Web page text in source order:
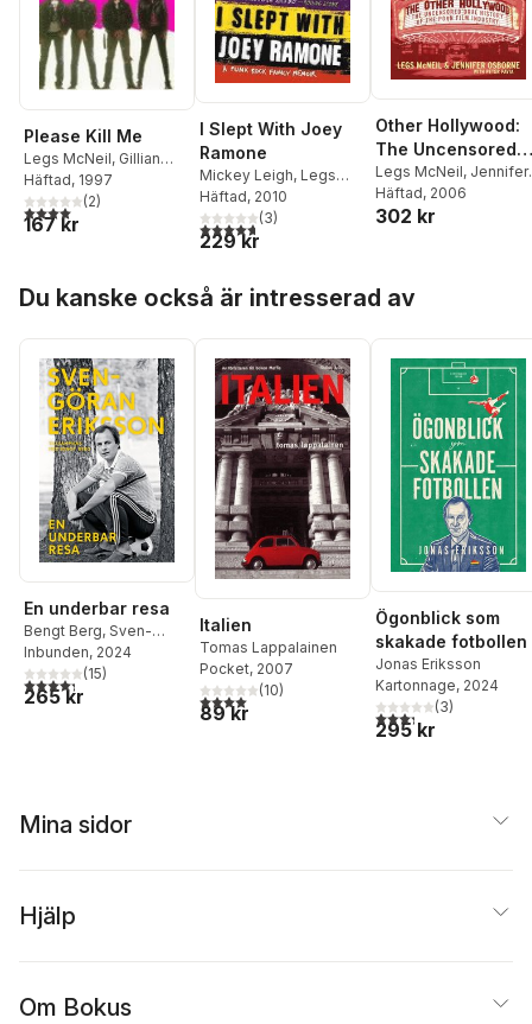
Please Kill Me
Legs McNeil, Gillian
McCain
Häftad, 1997
4,0utav 5 stjärnor. Totalt antal röster:
(2)
167 kr
I Slept With Joey
Ramone
Mickey Leigh, Legs
McNeil
Häftad, 2010
4,7utav 5 stjärnor. Totalt antal röster:
(3)
229 kr
Other Hollywood:
The Uncensored
Oral History Of
Porn Film Indust ry
Legs McNeil, Jennifer
Osborne
Häftad, 2006
302 kr
Du kanske också är intresserad av
En underbar resa
Bengt Berg, Sven-
Göran "Svennis"
Eriksson
Inbunden, 2024
4,3utav 5 stjärnor. Totalt antal röster:
(15)
265 kr
Italien
Tomas Lappalainen
Pocket, 2007
4,0utav 5 stjärnor. Totalt antal röster:
(10)
89 kr
Ögonblick som
skakade fotbollen
Jonas Eriksson
Kartonnage, 2024
3,3utav 5 stjärnor.
(3)
295 kr
Mina sidor
Hjälp
Om Bokus